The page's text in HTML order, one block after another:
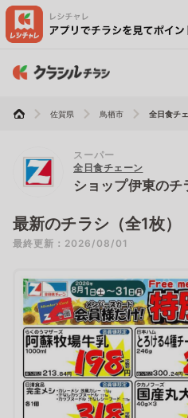
佐賀県 鳥栖市 全日食チ
スーパー
全日食チェーン
ショップ伊東のチ
最新のチラシ（全1枚）
最終更新：2026/08/01